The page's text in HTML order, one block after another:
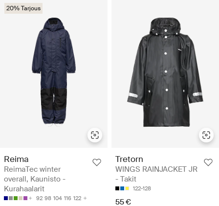
20% Tarjous
Reima
ReimaTec winter
overall, Kaunisto -
Kurahaalarit
92 98 104 116 122
Tretorn
WINGS RAINJACKET JR
- Takit
122-128
55 €